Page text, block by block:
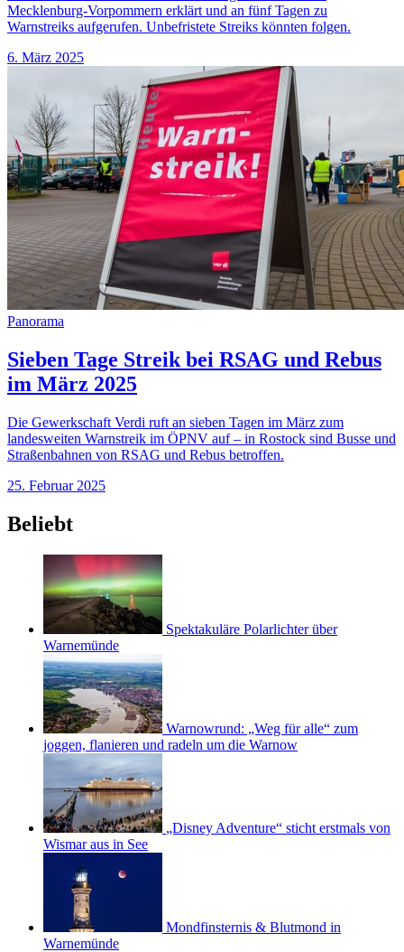
Mecklenburg-Vorpommern erklärt und an fünf Tagen zu
Warnstreiks aufgerufen. Unbefristete Streiks könnten folgen.
6. März 2025
Panorama
Sieben Tage Streik bei RSAG und Rebus
im März 2025
Die Gewerkschaft Verdi ruft an sieben Tagen im März zum
landesweiten Warnstreik im ÖPNV auf – in Rostock sind Busse und
Straßenbahnen von RSAG und Rebus betroffen.
25. Februar 2025
Beliebt
Spektakuläre Polarlichter über
Warnemünde
Warnowrund: „Weg für alle“ zum
joggen, flanieren und radeln um die Warnow
„Disney Adventure“ sticht erstmals von
Wismar aus in See
Mondfinsternis & Blutmond in
Warnemünde